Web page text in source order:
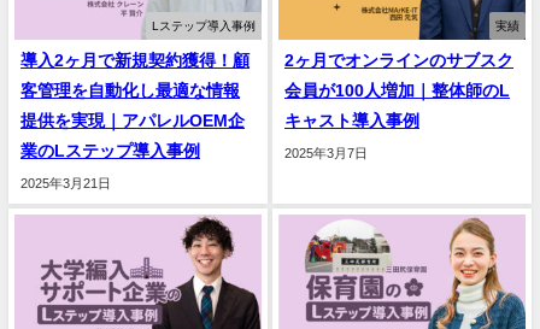
Lステップ導入事例
導入2ヶ月で新規契約獲得！顧
客管理を自動化し最適な情報
提供を実現｜アパレルOEM企
業のLステップ導入事例
2025年3月21日
実績
2ヶ月でオンラインのサブスク
会員が100人増加｜整体師のL
キャスト導入事例
2025年3月7日